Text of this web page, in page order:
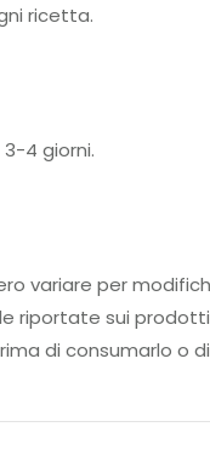
ricetta.
4 giorni.
variare per
riportate sui
di consumarlo o